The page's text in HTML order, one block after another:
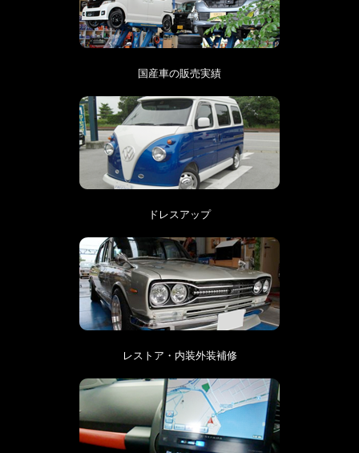
国産車の販売実績
ドレスアップ
レストア・内装外装補修